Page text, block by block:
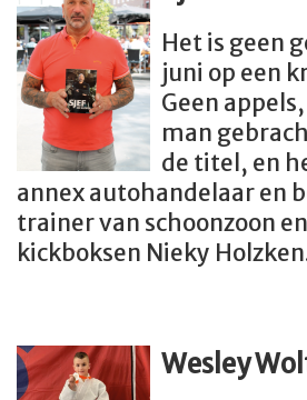
Het is geen
juni op een
Geen
man
de titel, en
annex autohandelaar en
trainer van schoonzoon
kickboksen Nieky
Wesley